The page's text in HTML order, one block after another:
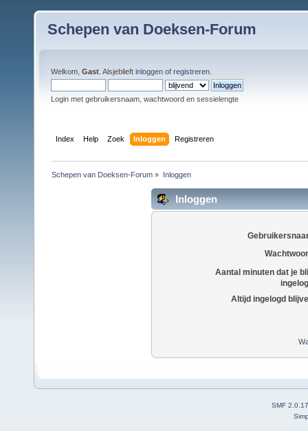
Schepen van Doeksen-Forum
Welkom, Gast . Alsjeblieft inloggen of registreren
Login met gebruikersnaam, wachtwoord en sessielengte
Index Help Zoek Inloggen Registreren
Schepen van Doeksen-Forum » Inloggen
Inloggen
Aantal minuten dat je
Altijd ingelogd
SMF 2.0.17